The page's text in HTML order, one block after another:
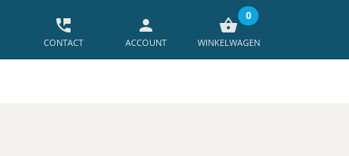
perm_phone_msg
CONTACT
person
ACCOUNT
shopping_basket
WINKELWAGEN
0